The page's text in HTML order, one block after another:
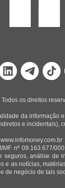
os direitos
da informação
e incidentais),
MF nº 09.163.677/
seguros, análise de
e as notícias,
de negócio de tais